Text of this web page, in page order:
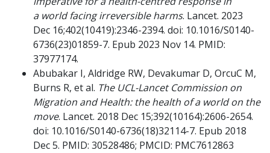
a world facing irreversible harms. Lancet. 2023
Dec 16;402(10419):2346-2394. doi: 10.1016/S0140-
6736(23)01859-7. Epub 2023 Nov 14. PMID:
37977174.
Abubakar I, Aldridge RW, Devakumar D, OrcuC M,
Burns R, et al. The UCL-Lancet Commission on
Migration and Health: the health of a world on the
move. Lancet. 2018 Dec 15;392(10164):2606-2654.
doi: 10.1016/S0140-6736(18)32114-7. Epub 2018
Dec 5. PMID: 30528486; PMCID: PMC7612863